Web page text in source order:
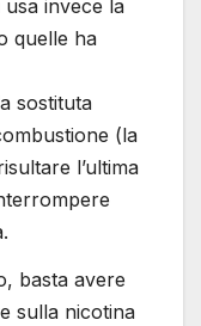
invece la
quelle ha
sostituta
(la
l’ultima
basta avere
sulla nicotina